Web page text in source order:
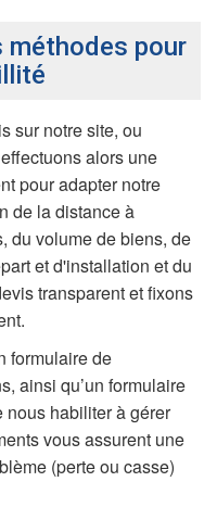
méthodes pour
sur notre site, ou
alors une
pour adapter notre
de la distance à
du volume de biens, de
et d'installation et du
transparent et fixons
formulaire de
ainsi qu’un formulaire
nous habiliter à gérer
vous assurent une
(perte ou casse)